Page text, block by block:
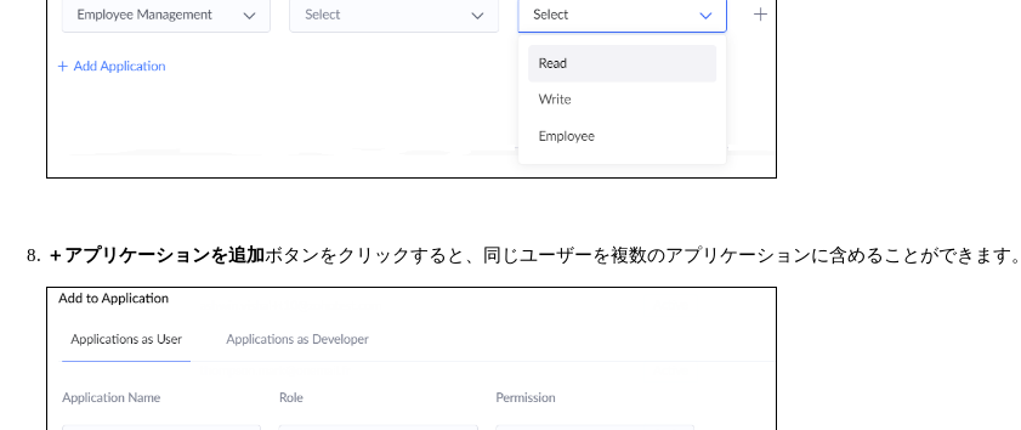
＋アプリケーションを追加ボタンをクリックすると、同じユーザーを複数のアプリケーションに含めることができます。